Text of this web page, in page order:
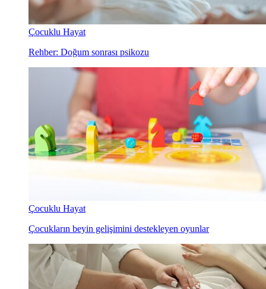
Çocuklu Hayat
Rehber: Doğum sonrası psikozu
Çocuklu Hayat
Çocukların beyin gelişimini destekleyen oyunlar